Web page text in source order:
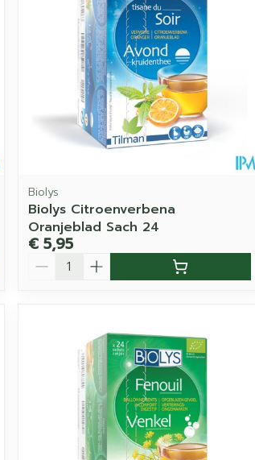
Biolys
Biolys Citroenverbena
Oranjeblad Sach 24
€ 5,95
Aantal